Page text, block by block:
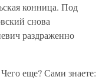
конница. Под
снова
раздраженно
еще? Сами знаете: